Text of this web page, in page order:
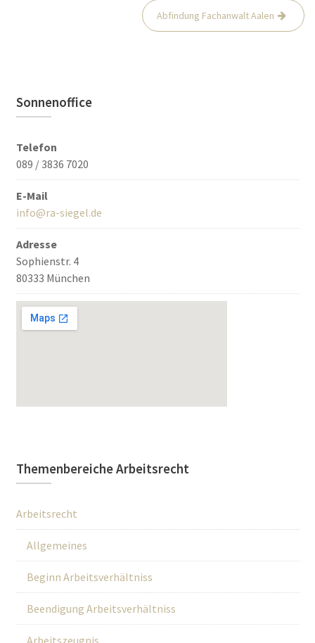
Abfindung Fachanwalt Aalen
Sonnenoffice
Telefon
089 / 3836 7020
E-Mail
info@ra-siegel.de
Adresse
Sophienstr. 4
80333 München
Themenbereiche Arbeitsrecht
Arbeitsrecht
Allgemeines
Beginn Arbeitsverhältniss
Beendigung Arbeitsverhältniss
Arbeitszeugnis